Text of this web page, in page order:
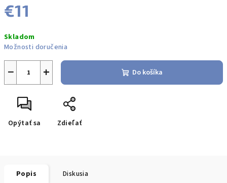
€11
cena:
Skladom
Možnosti doručenia
+
− Do košíka
Opýtať sa Zdieľať
Popis Diskusia